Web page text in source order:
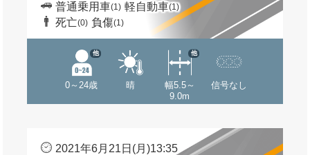
普通乗用車(1) 軽自動車(1)
死亡(0) 負傷(1)
0～24歳
他
晴
幅5.5～
9.0m
他
信号なし
2021年6月21日(月)13:35